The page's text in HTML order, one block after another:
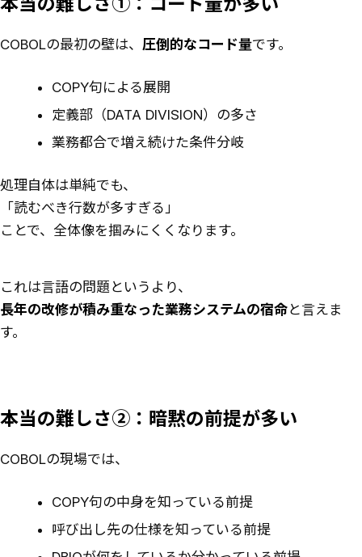
COBOLの最初の壁は、 圧倒的なコード量です。
COPY句による展開
定義部（DATA DIVISION）の多さ
業務都合で増え続けた条件分岐
処理自体は単純でも、
「読むべき行数が多すぎる」
ことで、全体像を掴みにくくなります。
これは言語の問題というより、
長年の改修が積み重なった業務システムの宿命と言えま
す。
本当の難しさ②：暗黙の前提が多い
COBOLの現場では、
COPY句の中身を知っている前提
呼び出し先の仕様を知っている前提